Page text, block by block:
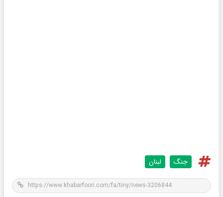
جنگ لبنان